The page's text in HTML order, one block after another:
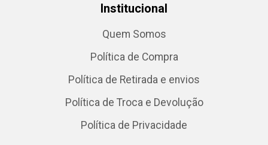
Institucional
Quem Somos
Política de Compra
Política de Retirada e envios
Política de Troca e Devolução
Política de Privacidade